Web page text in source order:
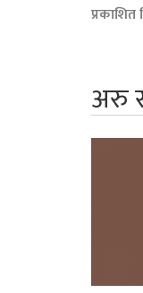
प्रकाशित
अरु